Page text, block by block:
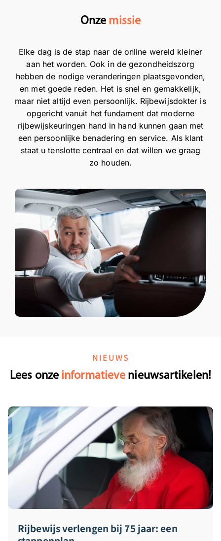
Onze missie
Elke dag is de stap naar de online wereld kleiner
aan het worden. Ook in de gezondheidszorg
hebben de nodige veranderingen plaatsgevonden,
en met goede reden. Het is snel en gemakkelijk,
maar niet altijd even persoonlijk. Rijbewijsdokter is
opgericht vanuit het fundament dat moderne
rijbewijskeuringen hand in hand kunnen gaan met
een persoonlijke benadering en service. Als klant
staat u tenslotte centraal en dat willen we graag
zo houden.
NIEUWS
Lees onze informatieve nieuwsartikelen!
Rijbewijs verlengen bij 75 jaar: een